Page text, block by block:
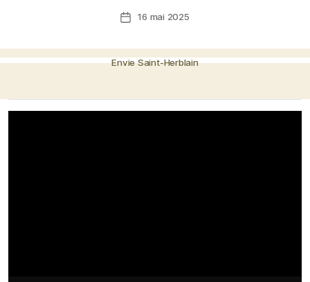
Date16 mai 2025
Envie Saint-Herblain